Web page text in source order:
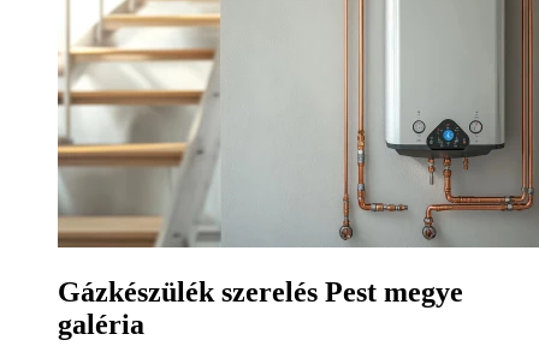
Gázkészülék szerelés Pest megye
galéria